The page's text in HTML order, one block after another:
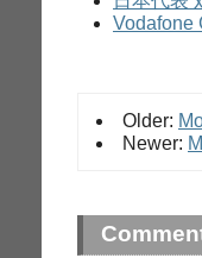
Vodafone
Older:
Newer: